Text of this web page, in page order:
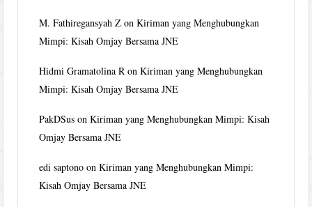
M. Fathiregansyah Z onKiriman yang Menghubungkan
Mimpi: Kisah Omjay Bersama JNE
Hidmi Gramatolina R onKiriman yang Menghubungkan
Mimpi: Kisah Omjay Bersama JNE
PakDSus onKiriman yang Menghubungkan Mimpi: Kisah
Omjay Bersama JNE
edi saptono onKiriman yang Menghubungkan Mimpi:
Kisah Omjay Bersama JNE